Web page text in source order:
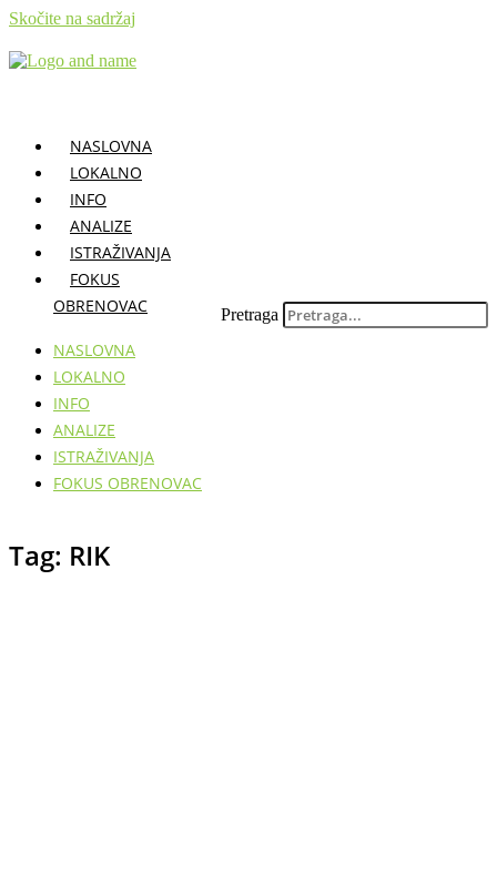
Skočite na sadržaj
NASLOVNA
LOKALNO
INFO
ANALIZE
ISTRAŽIVANJA
FOKUS
OBRENOVAC
NASLOVNA
LOKALNO
INFO
ANALIZE
ISTRAŽIVANJA
FOKUS OBRENOVAC
Pretraga
Tag: RIK